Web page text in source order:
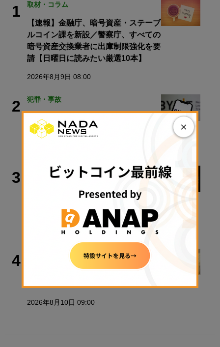
1 取材・コラム
【速報】金融庁、暗号資産・ステーブ
ルコイン課を新設／警察庁、すべての
暗号資産交換業者に出庫制限強化を要
請【日曜日に読みたい厳選10本】
2026年8月9日 08:00
2 犯罪・事故
Bybit、2200億円流出事件で北朝鮮ハ
ッカー集団を提訴
3 ビットコイン
米ビットコイン現物ETF、4月以来最
高の資金流入── 「Coldcard」との関
2026年8月10日 08:30
4
トランプ・メディアら、1兆円規模の
2026年8月10日 09:00
×